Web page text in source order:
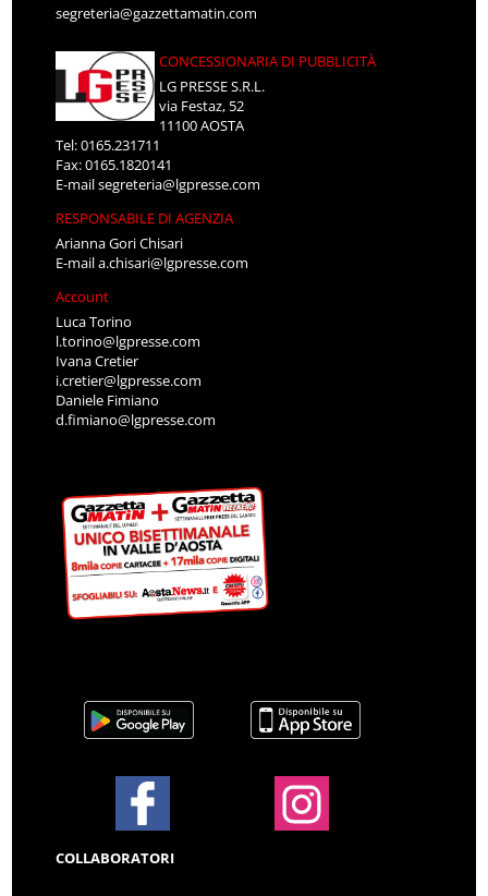
segreteria@gazzettamatin.com
CONCESSIONARIA DI PUBBLICITÀ
LG PRESSE S.R.L.
via Festaz, 52
11100 AOSTA
Tel: 0165.231711
Fax: 0165.1820141
E-mailsegreteria@lgpresse.com
RESPONSABILE DI AGENZIA
Arianna Gori Chisari
E-maila.chisari@lgpresse.com
Account
Luca Torino
l.torino@lgpresse.com
Ivana Cretier
i.cretier@lgpresse.com
Daniele Fimiano
d.fimiano@lgpresse.com
COLLABORATORI